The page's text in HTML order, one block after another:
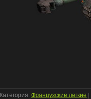
Категория: Французские легкие